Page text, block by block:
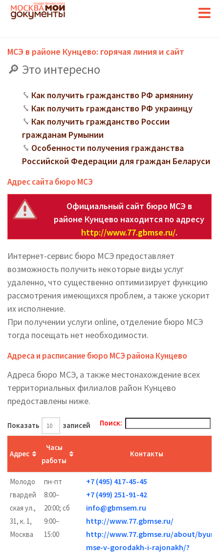
МСЭ в районе Кунцево: горячая линия и сайт
Это интересно
Как получить гражданство РФ армянину
Как получить гражданство РФ украинцу
Как получить гражданство России
гражданам Румынии
Особенности получения гражданства
Российской Федерации для граждан Беларуси
Адрес сайта бюро МСЭ
Официальный сайт бюро МСЭ в
районе Кунцево находится по адресу
http://www.77.gbmse.ru/.
Интернет-сервис бюро МСЭ предоставляет
возможность получить некоторые виды услуг
удаленно, что существенно оптимизирует функцию
рассмотрения имеющихся проблем, а также ускорит
их исполнение.
При получении услуги online, отделение бюро МСЭ
тогда посещать нет необходимости.
Адреса и расписание бюро МСЭ района Кунцево
Адреса бюро МСЭ, а также местонахождение всех
территориальных филиалов район Кунцево
предоставлены ниже.
Показать записей Поиск:
Адрес
Часы
работы
Контакты
Молодо
гвардей
ская ул.,
31, к. 1,
Москва
пн-пт
8:00–
20:00; сб
9:00–
15:00
+7 (495) 417-45-45
+7 (499) 251-91-42
info@gbmsem.ru
http://www.77.gbmse.ru/
http://www.77.gbmse.ru/about/
mse-v-gorodakh-i-rajonakh/?